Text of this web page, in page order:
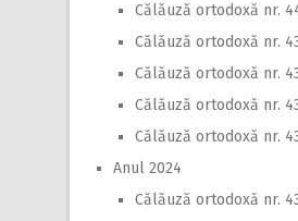
Călăuză ortodoxă nr.
Călăuză ortodoxă nr.
Călăuză ortodoxă nr.
Călăuză ortodoxă nr.
Călăuză ortodoxă nr.
Anul 2024
Călăuză ortodoxă nr.